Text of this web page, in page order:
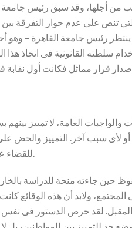
من أجلها، وقد سبق رئيس
تنص على عدم جواز التفرقة
رئيس جامعة القاهرة – وهو
سلطته القانونية فى اتخاذ
العامة، لا تمييز بينهم
لأى سبب آخر. التمييز والحض على
للقضاء على كل أشكال التمييز، وينظم القانون إنشاء مفوضية مستقلة لهذا الغرض.
حين جاءته منحة للدراسة
ولابد أن هذه الوقائع
المقبل. لقد حرص الدستور فى